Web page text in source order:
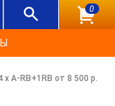
0
A-RB+1RB от 8 500 р.